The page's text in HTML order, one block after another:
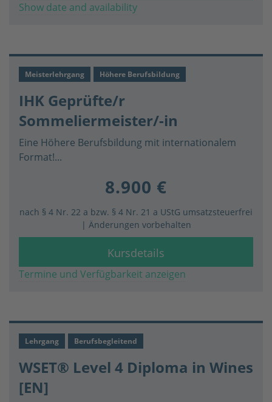
Show date and availability
Meisterlehrgang Höhere Berufsbildung
IHK Geprüfte/r
Sommeliermeister/-in
Eine Höhere Berufsbildung mit internationalem
Format!...
8.900 €
nach § 4 Nr. 22 a bzw. § 4 Nr. 21 a UStG umsatzsteuerfrei
| Änderungen vorbehalten
Kursdetails
Termine und Verfügbarkeit anzeigen
Lehrgang Berufsbegleitend
WSET® Level 4 Diploma in Wines
[EN]